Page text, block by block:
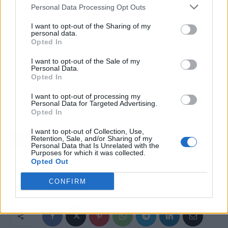
Personal Data Processing Opt Outs
I want to opt-out of the Sharing of my
personal data.
Opted In
I want to opt-out of the Sale of my
Personal Data.
Opted In
I want to opt-out of processing my
Personal Data for Targeted Advertising.
Opted In
I want to opt-out of Collection, Use,
Retention, Sale, and/or Sharing of my
Personal Data that Is Unrelated with the
Purposes for which it was collected.
Opted Out
CONFIRM
nómina fue como limpiadora de hotel en un pueblo alejado,
dinamitando la imagen de vida fácil.
¿Por qué todo internet habla de esto?
Porque su honestidad
sobre sus humildes comienzos contrasta con el lujo que
muestra a diario y lanza un mensaje de autenticidad poco
habitual.
El cardiólogo Aurelio
Rojas revela las frutas
nocturnas que provocan
mango, piña
Bezzecchi rompe a llorar
y pide perdón al